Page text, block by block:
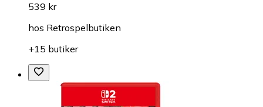
539 kr
hos Retrospelbutiken
+15 butiker